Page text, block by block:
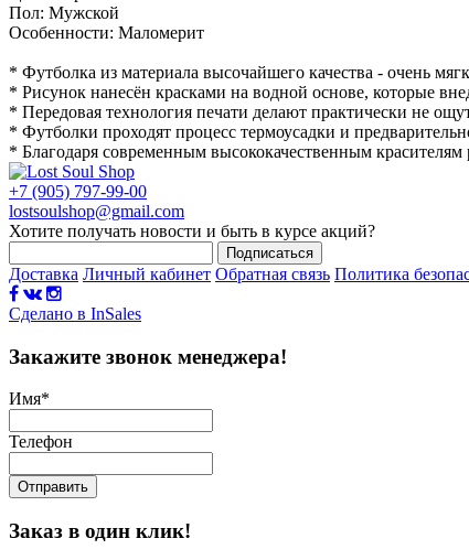
Пол: Мужской
Особенности: Маломерит
* Футболка из материала высочайшего качества - очень
* Рисунок нанесён красками на водной основе, которые
* Передовая технология печати делают практически не
* Футболки проходят процесс термоусадки и
* Благодаря современным высококачественным
+7 (905) 797-99-00
lostsoulshop@gmail.com
Хотите получать новости и быть в курсе акций?
Подписаться
Доставка Личный кабинет Обратная связь Политика
Сделано в InSales
Закажите звонок менеджера!
Имя*
Телефон
Отправить
Заказ в один клик!